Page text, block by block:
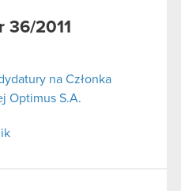
36/2011
na Członka
Optimus S.A.